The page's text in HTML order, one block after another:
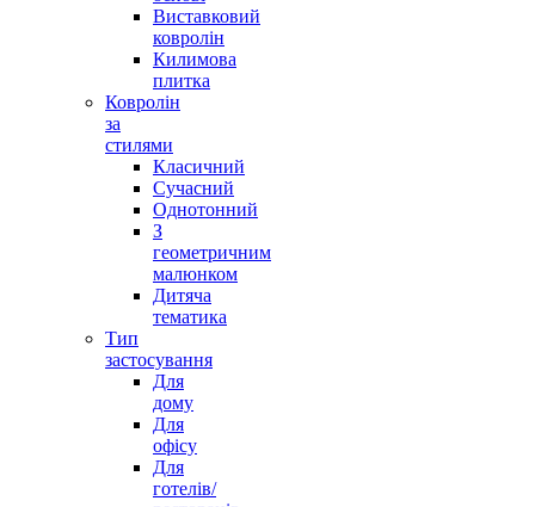
Виставковий
ковролін
Килимова
плитка
Ковролін
за
стилями
Класичний
Сучасний
Однотонний
З
геометричним
малюнком
Дитяча
тематика
Тип
застосування
Для
дому
Для
офісу
Для
готелів/